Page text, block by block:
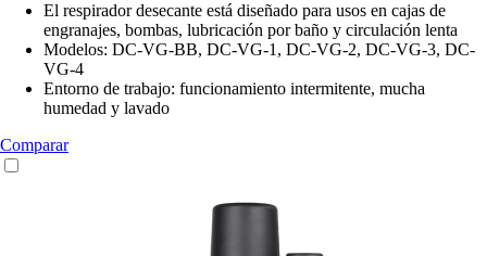
El respirador desecante está diseñado para usos en cajas de
engranajes, bombas, lubricación por baño y circulación lenta
Modelos: DC-VG-BB, DC-VG-1, DC-VG-2, DC-VG-3, DC-
VG-4
Entorno de trabajo: funcionamiento intermitente, mucha
humedad y lavado
Comparar